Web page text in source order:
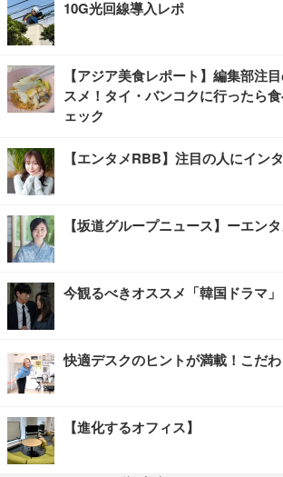
10G光回線導入レポ
【アジア美食レポート】編集部注
スメ！タイ・バンコクに行ったら
ェック
【エンタメRBB】注目の人にイン
【坂道グループニュース】ーエン
今観るべきオススメ「韓国ドラマ」
快適デスクのヒントが満載！こだ
【進化するオフィス】